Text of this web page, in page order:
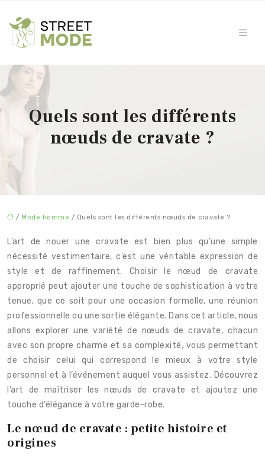
Quels sont les différents
nœuds de cravate ?
/ Mode homme / Quels sont les différents nœuds de cravate ?
L’art de nouer une cravate est bien plus qu’une simple
nécessité vestimentaire, c’est une véritable expression de
style et de raffinement. Choisir le nœud de cravate
approprié peut ajouter une touche de sophistication à votre
tenue, que ce soit pour une occasion formelle, une réunion
professionnelle ou une sortie élégante. Dans cet article, nous
allons explorer une variété de nœuds de cravate, chacun
avec son propre charme et sa complexité, vous permettant
de choisir celui qui correspond le mieux à votre style
personnel et à l’événement auquel vous assistez. Découvrez
l’art de maîtriser les nœuds de cravate et ajoutez une
touche d’élégance à votre garde-robe.
Le nœud de cravate : petite histoire et
origines